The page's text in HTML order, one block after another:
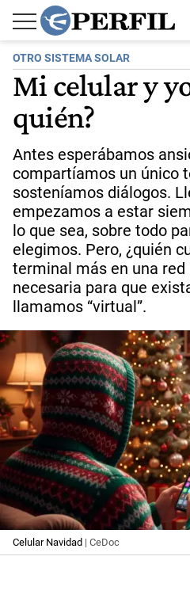
OTRO SISTEMA SOLAR
Mi celular y
quién?
Antes esperábamos
compartíamos un único
sosteníamos diálogos.
empezamos a estar
lo que sea, sobre todo
elegimos. Pero, ¿quién
terminal más en una red
necesaria para que
llamamos “virtual”.
Celular Navidad | CeDoc